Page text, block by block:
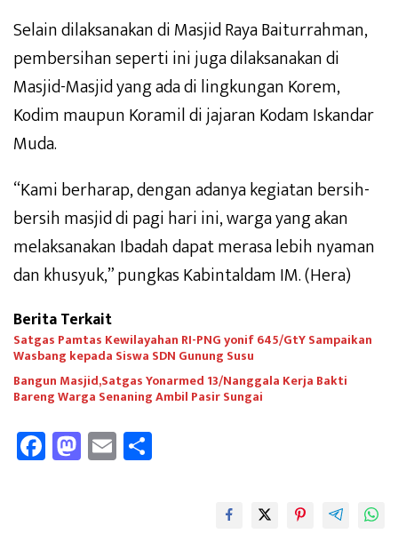
Selain dilaksanakan di Masjid Raya Baiturrahman,
pembersihan seperti ini juga dilaksanakan di
Masjid-Masjid yang ada di lingkungan Korem,
Kodim maupun Koramil di jajaran Kodam Iskandar
Muda.
“Kami berharap, dengan adanya kegiatan bersih-
bersih masjid di pagi hari ini, warga yang akan
melaksanakan Ibadah dapat merasa lebih nyaman
dan khusyuk,” pungkas Kabintaldam IM. (Hera)
Berita Terkait
Satgas Pamtas Kewilayahan RI-PNG yonif 645/GtY Sampaikan
Wasbang kepada Siswa SDN Gunung Susu
Bangun Masjid,Satgas Yonarmed 13/Nanggala Kerja Bakti
Bareng Warga Senaning Ambil Pasir Sungai
Fa
ce
M
as
E
m